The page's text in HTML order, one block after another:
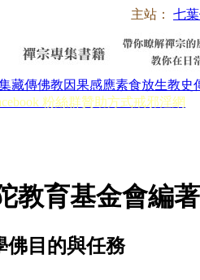
主站： 七
藏傳佛教因果感應素食放生教史
粉絲群贊助方式戒邪淫網
育基金會編著
佛目的與任務